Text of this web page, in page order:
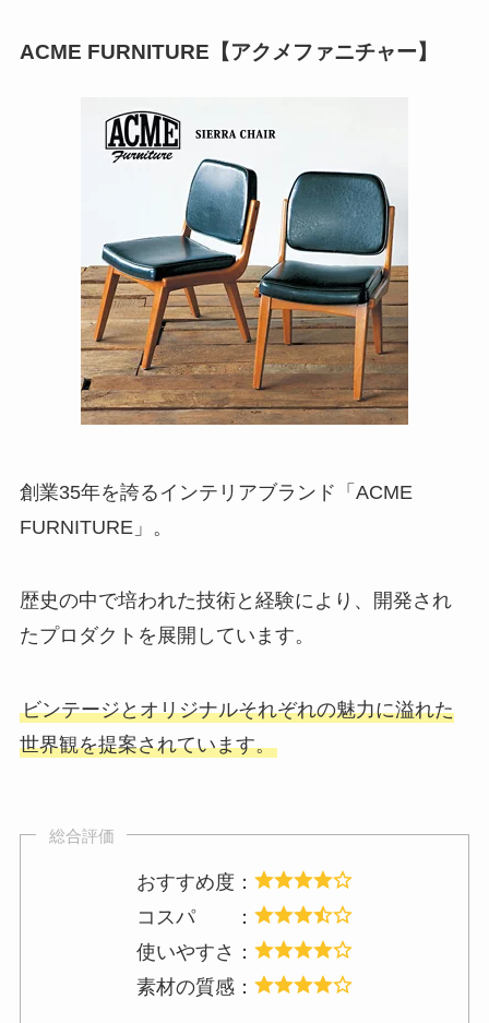
ACME FURNITURE【アクメファニチャー】
創業35年を誇るインテリアブランド「ACME
FURNITURE」。
歴史の中で培われた技術と経験により、開発され
たプロダクトを展開しています。
ビンテージとオリジナルそれぞれの魅力に溢れた
世界観を提案されています。
総合評価
おすすめ度：
コスパ ：
使いやすさ：
素材の質感：